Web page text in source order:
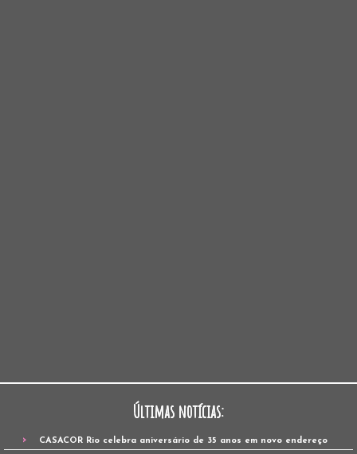
Últimas notícias:
CASACOR Rio celebra aniversário de 35 anos em novo endereço